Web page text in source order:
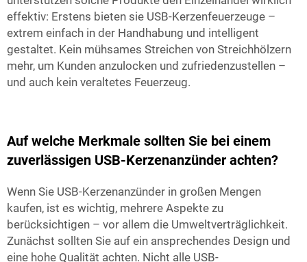
effektiv: Erstens bieten sie USB-Kerzenfeuerzeuge –
extrem einfach in der Handhabung und intelligent
gestaltet. Kein mühsames Streichen von Streichhölzern
mehr, um Kunden anzulocken und zufriedenzustellen –
und auch kein veraltetes Feuerzeug.
Auf welche Merkmale sollten Sie bei einem
zuverlässigen USB-Kerzenanzünder achten?
Wenn Sie USB-Kerzenanzünder in großen Mengen
kaufen, ist es wichtig, mehrere Aspekte zu
berücksichtigen – vor allem die Umweltverträglichkeit.
Zunächst sollten Sie auf ein ansprechendes Design und
eine hohe Qualität achten. Nicht alle USB-